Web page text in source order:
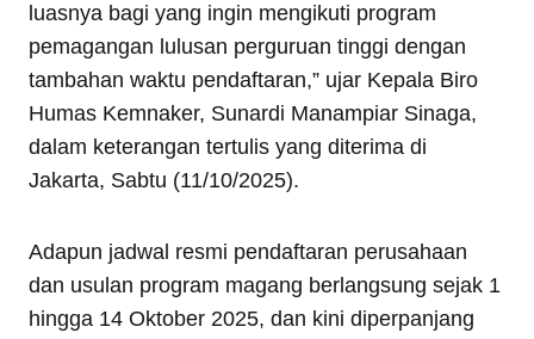
luasnya bagi yang ingin mengikuti program
pemagangan lulusan perguruan tinggi dengan
tambahan waktu pendaftaran,” ujar Kepala Biro
Humas Kemnaker, Sunardi Manampiar Sinaga,
dalam keterangan tertulis yang diterima di
Jakarta, Sabtu (11/10/2025).
Adapun jadwal resmi pendaftaran perusahaan
dan usulan program magang berlangsung sejak 1
hingga 14 Oktober 2025, dan kini diperpanjang